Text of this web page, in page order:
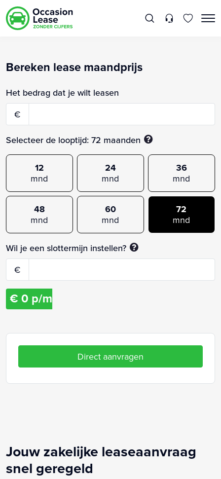
Bereken lease maandprijs
Het bedrag dat je wilt leasen
€
Selecteer de looptijd: 72 maanden
12
mnd
24
mnd
36
mnd
48
mnd
60
mnd
72
mnd
Wil je een slottermijn instellen?
€
€ 0 p/m
Direct aanvragen
Jouw zakelijke leaseaanvraag
snel geregeld